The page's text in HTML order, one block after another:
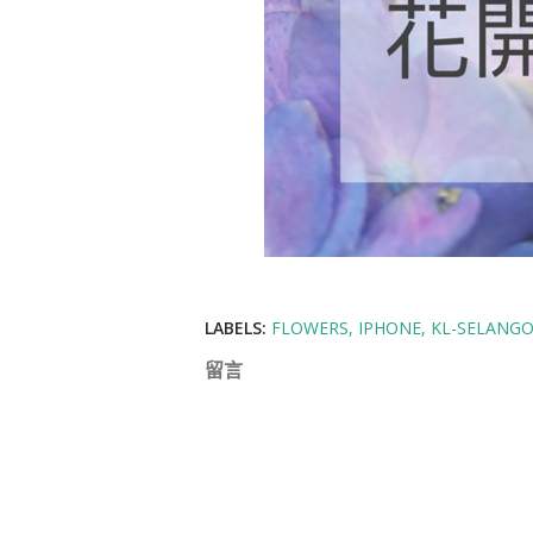
LABELS: FLOWERS IPHONE KL-
留言